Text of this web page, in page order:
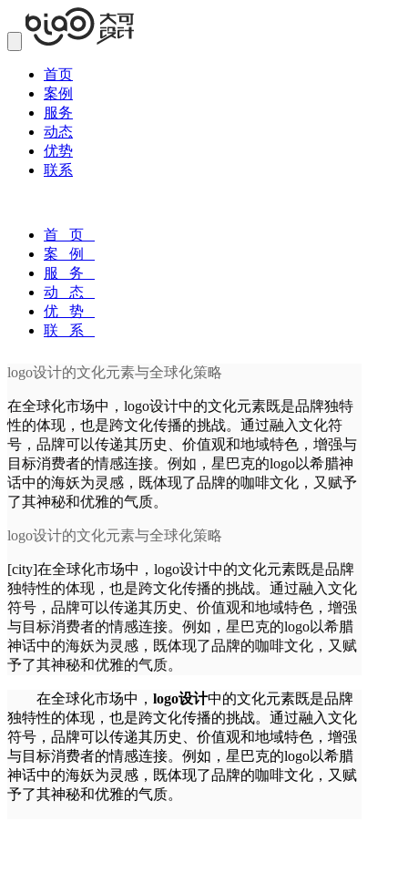
首页
案例
服务
动态
优势
联系
首 页
案 例
服 务
动 态
优 势
联 系
logo设计的文化元素与全球化策略
在全球化市场中，logo设计中的文化元素既是品牌独特
性的体现，也是跨文化传播的挑战。通过融入文化符
号，品牌可以传递其历史、价值观和地域特色，增强与
目标消费者的情感连接。例如，星巴克的logo以希腊神
话中的海妖为灵感，既体现了品牌的咖啡文化，又赋予
了其神秘和优雅的气质。
logo设计的文化元素与全球化策略
[city]在全球化市场中，logo设计中的文化元素既是品牌
独特性的体现，也是跨文化传播的挑战。通过融入文化
符号，品牌可以传递其历史、价值观和地域特色，增强
与目标消费者的情感连接。例如，星巴克的logo以希腊
神话中的海妖为灵感，既体现了品牌的咖啡文化，又赋
予了其神秘和优雅的气质。
在全球化市场中， logo设计中的文化元素既是品牌
独特性的体现，也是跨文化传播的挑战。通过融入文化
符号，品牌可以传递其历史、价值观和地域特色，增强
与目标消费者的情感连接。例如，星巴克的logo以希腊
神话中的海妖为灵感，既体现了品牌的咖啡文化，又赋
予了其神秘和优雅的气质。